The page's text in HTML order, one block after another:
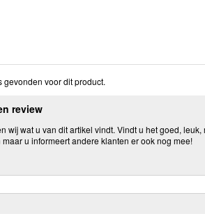
gevonden voor dit product.
review
wij wat u van dit artikel vindt. Vindt u het goed,
maar u informeert andere klanten er ook nog mee!